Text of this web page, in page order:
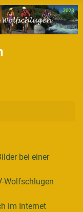
bei einer
Wolfschlugen
im Internet